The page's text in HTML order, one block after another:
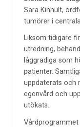
Sara Kinhult,
tumörer i
Liksom tidigare
utredning,
låggradiga som
patienter.
uppdaterats och
egenvård och
utökats.